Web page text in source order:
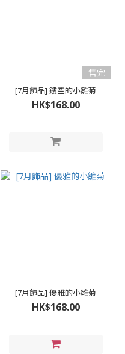
售完
[7月飾品] 鏤空的小雛菊
HK$168.00
[7月飾品] 優雅的小雛菊
HK$168.00